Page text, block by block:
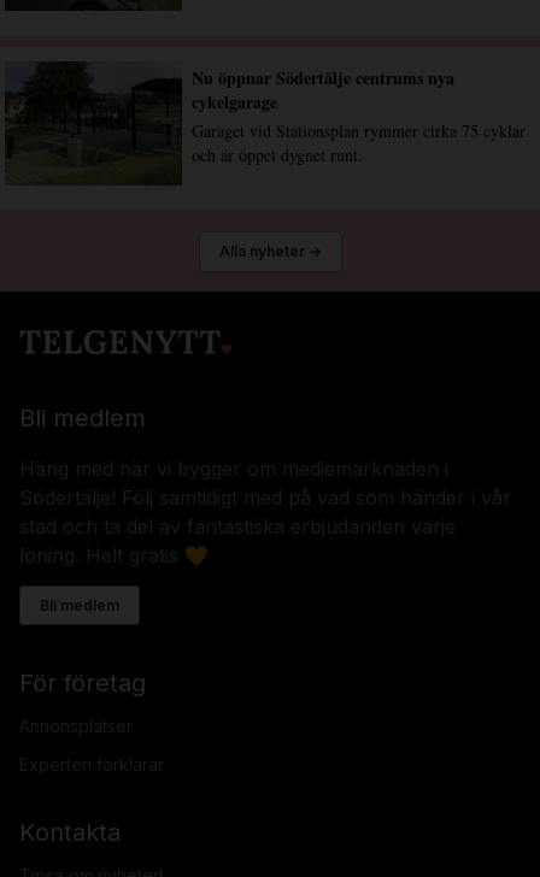
Nu öppnar Södertälje centrums nya
cykelgarage
Garaget vid Stationsplan rymmer cirka 75 cyklar
och är öppet dygnet runt.
Alla nyheter →
Bli medlem
Häng med när vi bygger om mediemarknaden i
Södertälje! Följ samtidigt med på vad som händer i vår
stad och ta del av fantastiska erbjudanden varje
löning. Helt gratis 🧡
Bli medlem
För företag
Annonsplatser
Experten förklarar
Kontakta